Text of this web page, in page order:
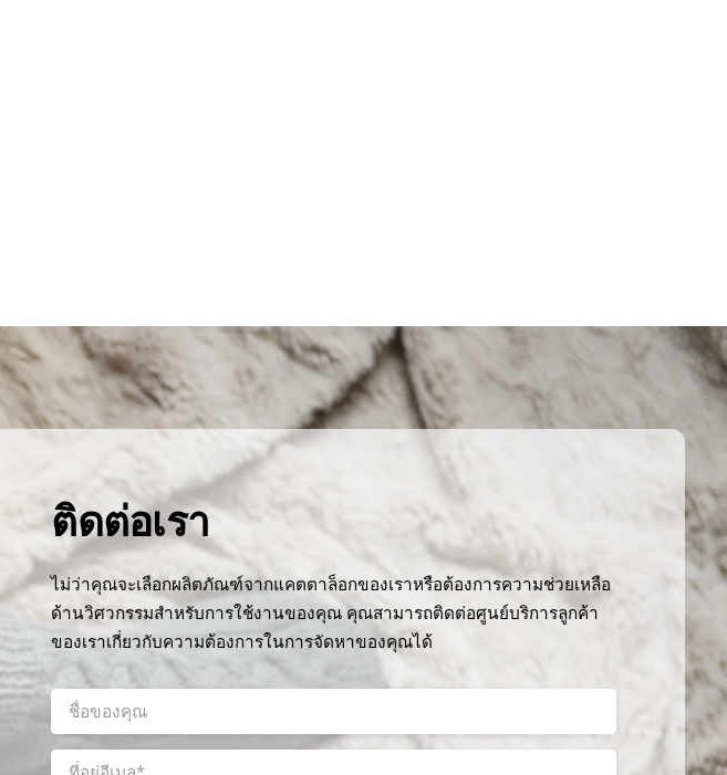
ติดต่อเรา
ไม่ว่าคุณจะเลือกผลิตภัณฑ์จากแคตตาล็อกของเราหรือต้องการความช่วยเหลือ
ด้านวิศวกรรมสำหรับการใช้งานของคุณ คุณสามารถติดต่อศูนย์บริการลูกค้า
ของเราเกี่ยวกับความต้องการในการจัดหาของคุณได้